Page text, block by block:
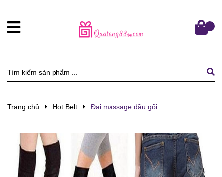
Trang chủ Hot Belt Đai massage đầu gối